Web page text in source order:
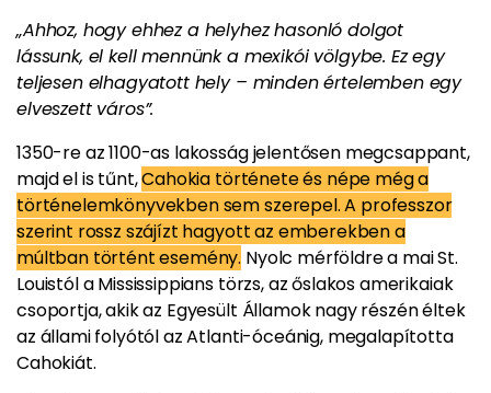
„Ahhoz, hogy ehhez a helyhez hasonló dolgot
lássunk, el kell mennünk a mexikói völgybe. Ez egy
teljesen elhagyatott hely – minden értelemben egy
elveszett város”.
1350-re az 1100-as lakosság jelentősen megcsappant,
majd el is tűnt,Cahokia története és népe még a
történelemkönyvekben sem szerepel. A professzor
szerint rossz szájízt hagyott az emberekben a
múltban történt esemény. Nyolc mérföldre a mai St.
Louistól a Mississippians törzs, az őslakos amerikaiak
csoportja, akik az Egyesült Államok nagy részén éltek
az állami folyótól az Atlanti-óceánig, megalapította
Cahokiát.